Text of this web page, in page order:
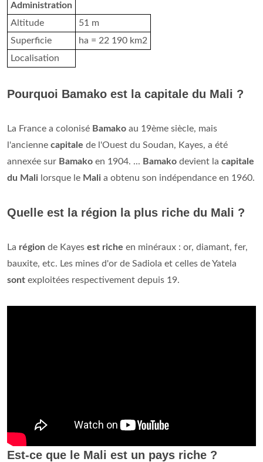
Administration
Altitude
51 m
Superficie
ha = 22 190 km2
Localisation
Pourquoi Bamako est la capitale du Mali ?
La France a colonisé Bamako au 19ème siècle, mais
l'ancienne capitale de l'Ouest du Soudan, Kayes, a été
annexée sur Bamako en 1904. ... Bamako devient la capitale
du Mali lorsque le Mali a obtenu son indépendance en 1960.
Quelle est la région la plus riche du Mali ?
La région de Kayes est riche en minéraux : or, diamant, fer,
bauxite, etc. Les mines d'or de Sadiola et celles de Yatela
sont exploitées respectivement depuis 19.
Est-ce que le Mali est un pays riche ?